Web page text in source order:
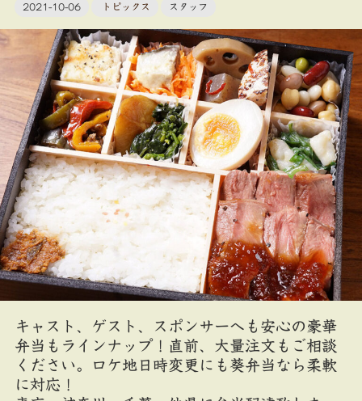
2021-10-06 トピックス スタッフ
キャスト、ゲスト、スポンサーへも安心の豪華
弁当もラインナップ！直前、大量注文もご相談
ください。ロケ地日時変更にも葵弁当なら柔軟
に対応！